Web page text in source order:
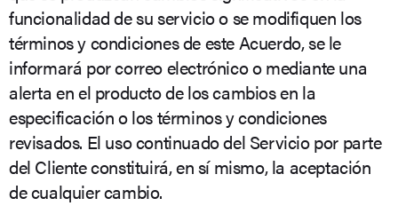
funcionalidad de su servicio o se modifiquen los
términos y condiciones de este Acuerdo, se le
informará por correo electrónico o mediante una
alerta en el producto de los cambios en la
especificación o los términos y condiciones
revisados. El uso continuado del Servicio por parte
del Cliente constituirá, en sí mismo, la aceptación
de cualquier cambio.